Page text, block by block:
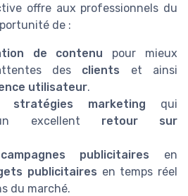
offre aux professionnels du
de :
de contenu pour mieux
des clients et ainsi
utilisateur.
stratégies marketing qui
excellent retour sur
campagnes publicitaires en
publicitaires en temps réel
du marché.